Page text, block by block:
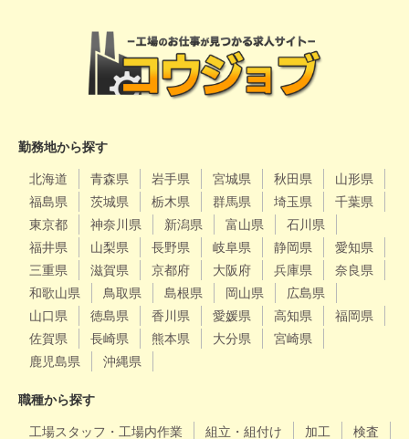
勤務地から探す
北海道 青森県 岩手県 宮城県 秋田県
山形県
福島県
茨城県 栃木県 群馬県 埼玉県
千葉県
東京都
神奈川県 新潟県 富山県
石川県
福井県
山梨県 長野県 岐阜県 静岡県
愛知県
三重県
滋賀県 京都府 大阪府 兵庫県
奈良県
和歌山県
鳥取県 島根県 岡山県
広島県
山口県
徳島県 香川県 愛媛県 高知県
福岡県
佐賀県
長崎県 熊本県 大分県
宮崎県
鹿児島県
沖縄県
職種から探す
工場スタッフ・工場内作業 組立・組付け 加工
検査